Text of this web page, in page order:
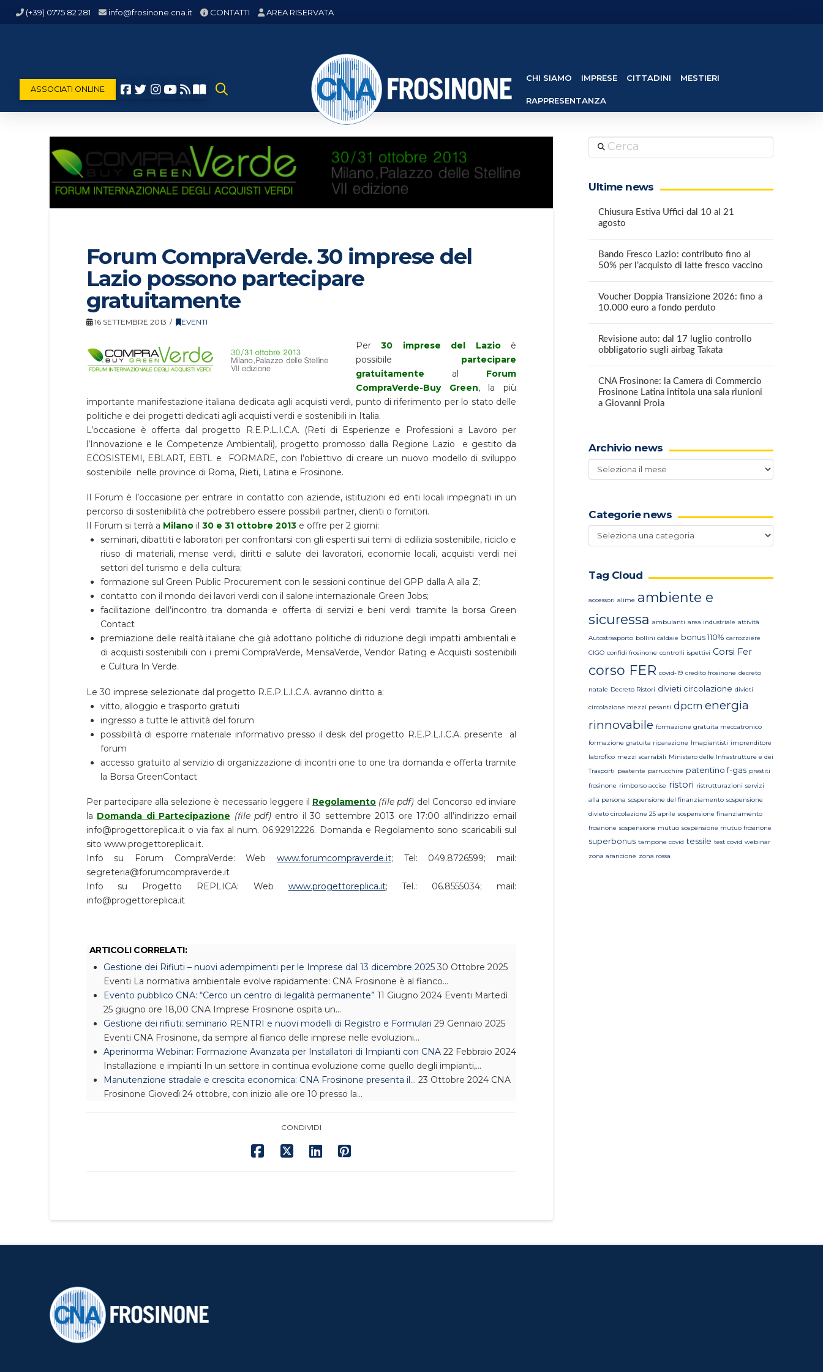
(+39) 0775 82 281 info@frosinone.cna.it CONTATTI AREA RISERVATA
ASSOCIATI ONLINE
CHI SIAMO IMPRESE CITTADINI MESTIERI
RAPPRESENTANZA
Forum CompraVerde. 30 imprese del
Lazio possono partecipare
gratuitamente
16 SETTEMBRE 2013 EVENTI
Per30 imprese del Lazioè
possibile partecipare
gratuitamente al Forum
CompraVerde-Buy Green, la più
importante manifestazione italiana dedicata agli acquisti verdi, punto di riferimento per lo stato delle
politiche e dei progetti dedicati agli acquisti verdi e sostenibili in Italia.
L’occasione è offerta dal progetto R.E.P.L.I.C.A. (Reti di Esperienze e Professioni a Lavoro per
l’Innovazione e le Competenze Ambientali), progetto promosso dalla Regione Lazio e gestito da
ECOSISTEMI, EBLART, EBTL e FORMARE, con l’obiettivo di creare un nuovo modello di sviluppo
sostenibile nelle province di Roma, Rieti, Latina e Frosinone.
Il Forum è l’occasione per entrare in contatto con aziende, istituzioni ed enti locali impegnati in un
percorso di sostenibilità che potrebbero essere possibili partner, clienti o fornitori.
Il Forum si terrà a Milanoil 30 e 31 ottobre 2013e offre per 2 giorni:
seminari, dibattiti e laboratori per confrontarsi con gli esperti sui temi di edilizia sostenibile, riciclo e
riuso di materiali, mense verdi, diritti e salute dei lavoratori, economie locali, acquisti verdi nei
settori del turismo e della cultura;
formazione sul Green Public Procurement con le sessioni continue del GPP dalla A alla Z;
contatto con il mondo dei lavori verdi con il salone internazionale Green Jobs;
facilitazione dell’incontro tra domanda e offerta di servizi e beni verdi tramite la borsa Green
Contact
premiazione delle realtà italiane che già adottano politiche di riduzione degli impatti ambientali e
di acquisti sostenibili con i premi CompraVerde, MensaVerde, Vendor Rating e Acquisti sostenibili
e Cultura In Verde.
Le 30 imprese selezionate dal progetto R.E.P.L.I.C.A. avranno diritto a:
vitto, alloggio e trasporto gratuiti
ingresso a tutte le attività del forum
possibilità di esporre materiale informativo presso il desk del progetto R.E.P.L.I.C.A. presente al
forum
accesso gratuito al servizio di organizzazione di incontri one to one tra domanda e offerta tramite
la Borsa GreenContact
Per partecipare alla selezione è necessario leggere il Regolamento (file pdf) del Concorso ed inviare
la Domanda di Partecipazione (file pdf)entro il 30 settembre 2013 ore 17:00 all’indirizzo email
info@progettoreplica.it o via fax al num. 06.92912226. Domanda e Regolamento sono scaricabili sul
sito www.progettoreplica.it.
Info su Forum CompraVerde: Webwww.forumcompraverde.it; Tel: 049.8726599; mail:
segreteria@forumcompraverde.it
Info su Progetto REPLICA: Web www.progettoreplica.it; Tel.: 06.8555034; mail:
info@progettoreplica.it
ARTICOLI CORRELATI:
Gestione dei Rifiuti – nuovi adempimenti per le Imprese dal 13 dicembre 202530 Ottobre 2025
Eventi La normativa ambientale evolve rapidamente: CNA Frosinone è al fianco…
Evento pubblico CNA: “Cerco un centro di legalità permanente” 11 Giugno 2024 Eventi Martedì
25 giugno ore 18,00 CNA Imprese Frosinone ospita un…
Gestione dei rifiuti: seminario RENTRI e nuovi modelli di Registro e Formulari 29 Gennaio 2025
Eventi CNA Frosinone, da sempre al fianco delle imprese nelle evoluzioni…
Aperinorma Webinar: Formazione Avanzata per Installatori di Impianti con CNA22 Febbraio 2024
Installazione e impianti In un settore in continua evoluzione come quello degli impianti,…
Manutenzione stradale e crescita economica: CNA Frosinone presenta il… 23 Ottobre 2024 CNA
Frosinone Giovedì 24 ottobre, con inizio alle ore 10 presso la…
CONDIVIDI
Cerca
Ultime news
Chiusura Estiva Uffici dal 10 al 21
agosto
Bando Fresco Lazio: contributo fino al
50% per l’acquisto di latte fresco vaccino
Voucher Doppia Transizione 2026: fino a
10.000 euro a fondo perduto
Revisione auto: dal 17 luglio controllo
obbligatorio sugli airbag Takata
CNA Frosinone: la Camera di Commercio
Frosinone Latina intitola una sala riunioni
a Giovanni Proia
Archivio news
Archivio
news
Categorie news
Categorie
news
Tag Cloud
accessori alime ambiente e
sicuressa ambulanti area industriale attività
Autostrasporto bollini caldaie bonus 110% carrozziere
CIGO confidi frosinone controlli ispettivi Corsi Fer
corso FER covid-19 credito frosinone decreto
natale Decreto Ristori divieti circolazione divieti
circolazione mezzi pesanti dpcm energia
rinnovabile formazione gratuita meccatronico
formazione gratuita riparazione Imapiantisti imprenditore
labrofico mezzi scarrabili Ministero delle Infrastrutture e dei
Trasporti paatente parrucchire patentino f-gas prestiti
frosinone rimborso accise ristori ristrutturazioni servizi
alla persona sospensione del finanziamento sospensione
divieto circolazione 25 aprile sospensione finanziamento
frosinone sospensione mutuo sospensione mutuo frosinone
superbonus tampone covid tessile test covid webinar
zona arancione zona rossa